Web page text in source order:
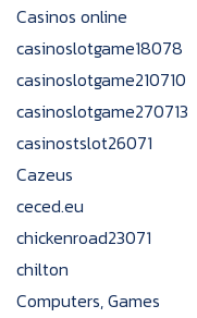
Casinos online
casinoslotgame18078
casinoslotgame210710
casinoslotgame270713
casinostslot26071
Cazeus
ceced.eu
chickenroad23071
chilton
Computers, Games